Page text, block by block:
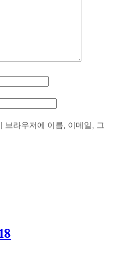
브라우저에 이름, 이메일, 그